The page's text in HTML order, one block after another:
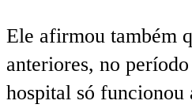
Ele afirmou também
anteriores, no
hospital só funcionou